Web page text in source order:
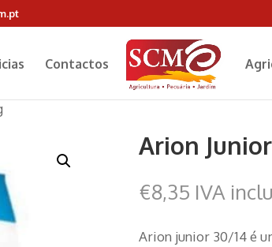
Contactos
Arion
€8,35 IVA
Arion junior 30/14 é